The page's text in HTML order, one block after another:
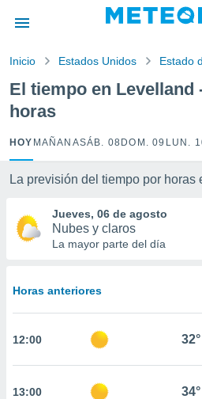
por
para
la
calidad.
a este
las
y
forma
basada
permite
Inicio Estados Unidos Estado
El tiempo en Levelland
horas
HOY MAÑANASÁB. 08 DOM. 09 LUN.
La previsión del tiempo por horas
Jueves, 06 de agosto
Nubes y claros
La mayor parte del día
Horas anteriores
12:00 32°
13:00 34°